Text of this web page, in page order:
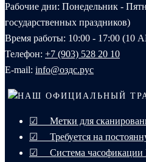
Рабочие дни: Понедельник -
государственных праздников)
Время работы: 10:00 - 17:00 (10
Телефон: +7 (903) 528 20 10‬
E-mail: info@оздс.рус
НАШ ОФИЦИАЛЬНЫЙ
☑ Метки для
☑ Требуется на
☑ Система